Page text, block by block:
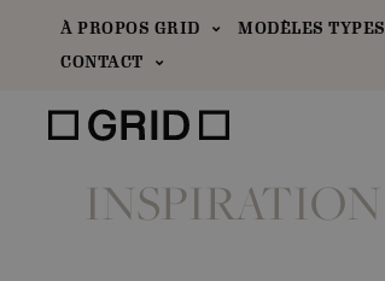
À PROPOS GRID MODÈLES TYPES
CONTACT
INSPIRATION